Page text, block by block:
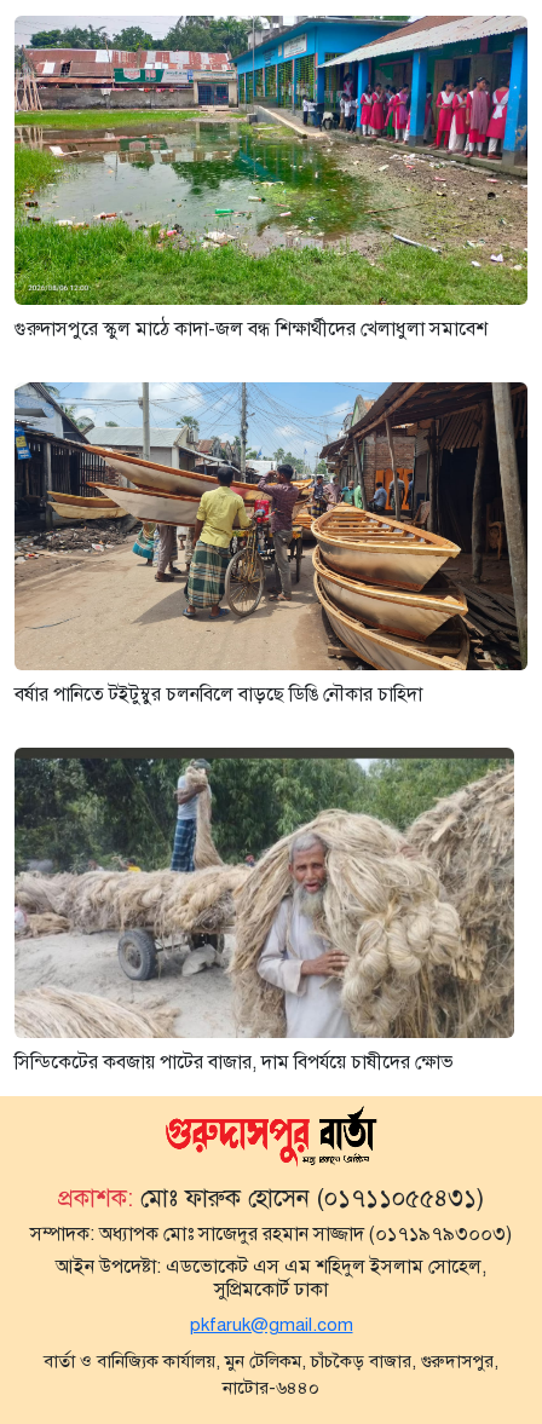
গুরুদাসপুরে স্কুল মাঠে কাদা-জল বন্ধ শিক্ষার্থীদের খেলাধুলা সমাবেশ
বর্ষার পানিতে টইটুম্বুর চলনবিলে বাড়ছে ডিঙি নৌকার চাহিদা
সিন্ডিকেটের কবজায় পাটের বাজার, দাম বিপর্যয়ে চাষীদের ক্ষোভ
প্রকাশক: মোঃ ফারুক হোসেন (০১৭১১০৫৫৪৩১)
সম্পাদক:অধ্যাপক মোঃ সাজেদুর রহমান সাজ্জাদ (০১৭১৯৭৯৩০০৩)
আইন উপদেষ্টা: এডভোকেট এস এম শহিদুল ইসলাম সোহেল,
সুপ্রিমকোর্ট ঢাকা
pkfaruk@gmail.com
বার্তা ও বানিজ্যিক কার্যালয়, মুন টেলিকম, চাঁচকৈড় বাজার, গুরুদাসপুর,
নাটোর-৬৪৪০